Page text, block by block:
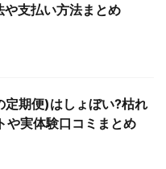
や支払い方法まとめ
定期便)はしょぼい?枯れ
や実体験口コミまとめ